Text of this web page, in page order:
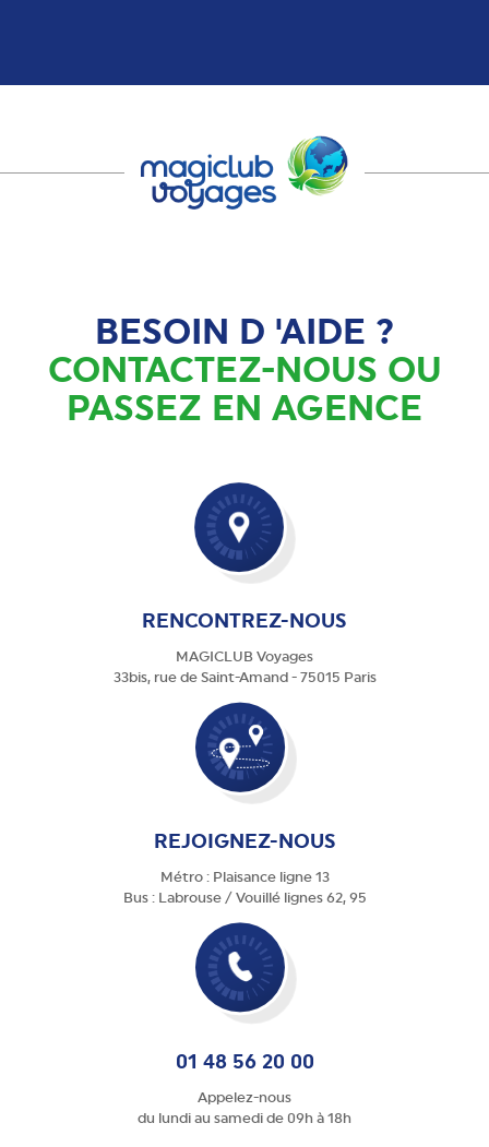
BESOIN D 'AIDE ?
CONTACTEZ-NOUS OU
PASSEZ EN AGENCE
RENCONTREZ-NOUS
MAGICLUB Voyages
33bis, rue de Saint-Amand - 75015 Paris
REJOIGNEZ-NOUS
Métro : Plaisance ligne 13
Bus : Labrouse / Vouillé lignes 62, 95
01 48 56 20 00
Appelez-nous
du lundi au samedi de 09h à 18h